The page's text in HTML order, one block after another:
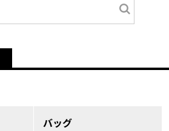
バッグ